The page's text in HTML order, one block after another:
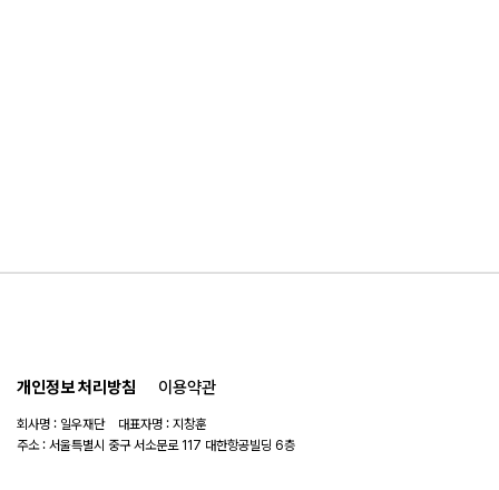
개인정보 처리방침 이용약관
회사명 : 일우재단 대표자명 : 지창훈
주소 : 서울특별시 중구 서소문로 117 대한항공빌딩 6층